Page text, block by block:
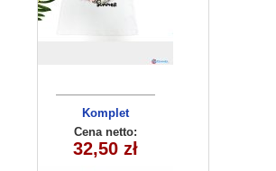
Komplet
niemowlęcy
5162 (9-24)
4szt
Cena netto:
32,50 zł